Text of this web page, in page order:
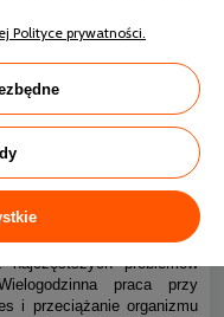
lędźwiowa – jak
0
problemów
praca przy
i przeciążanie organizmu
Polityce prywatności.